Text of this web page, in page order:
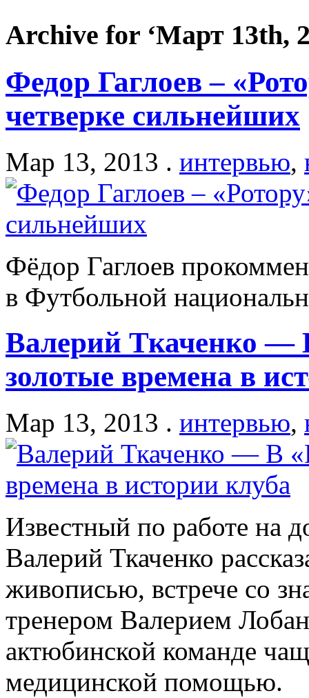
Archive for ‘Март 13th,
Федор Гаглоев –
четверке сильнейших
Мар 13, 2013 . интервью,
Фёдор Гаглоев
в Футбольной
Валерий Ткаченко —
золотые времена в
Мар 13, 2013 . интервью,
Известный по работе на
Валерий Ткаченко
живописью, встрече со
тренером Валерием
актюбинской команде
медицинской помощью.